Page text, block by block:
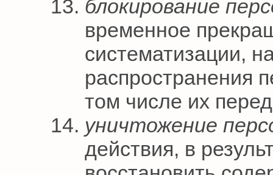
блокирование
временное
систематизации,
распространения
том числе их
уничтожение
действия, в